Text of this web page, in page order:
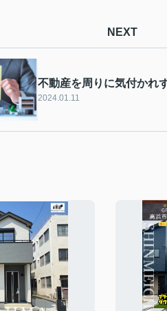
NEXT
不動産を周りに気付かれ
2024.01.11